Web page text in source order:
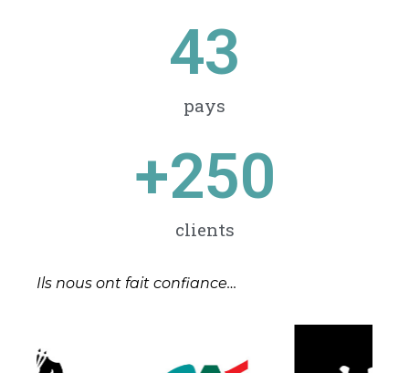
pays
43
clients
+250
Ils nous ont fait confiance…